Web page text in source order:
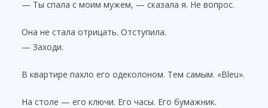
— Ты спала с моим мужем, — сказала я. Не вопрос.
Она не стала отрицать. Отступила.
— Заходи.
В квартире пахло его одеколоном. Тем самым. «Bleu».
На столе — его ключи. Его часы. Его бумажник.